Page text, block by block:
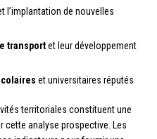
l’implantation de nouvelles
transportet leur développement
et universitaires réputés
territoriales constituent une
cette analyse prospective. Les